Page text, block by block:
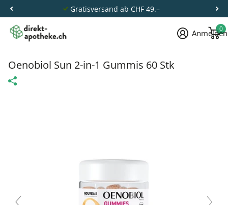
Gratisversand ab CHF 49.–
Anmelden
0
Oenobiol Sun 2-in-1 Gummis 60 Stk